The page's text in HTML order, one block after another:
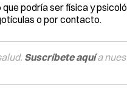
podría ser física y
o por contacto.
Suscríbete aquía